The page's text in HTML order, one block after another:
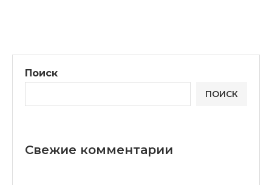
Поиск
ПОИСК
Свежие комментарии